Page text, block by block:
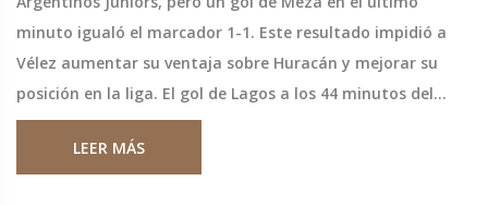
minuto igualó el marcador 1-1. Este resultado impidió a
Vélez aumentar su ventaja sobre Huracán y mejorar su
posición en la liga. El gol de Lagos a los 44 minutos del
segundo tiempo había ilusionado al equipo, pero el
empate dejó un sabor amargo.
LEER MÁS